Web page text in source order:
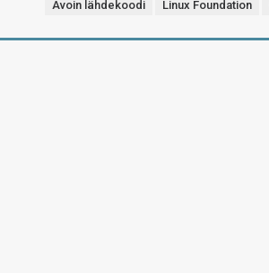
Avoin lähdekoodi Linux Foundation